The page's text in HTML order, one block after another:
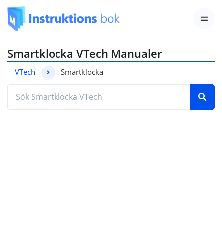
Smartklocka VTech Manualer
VTech Smartklocka